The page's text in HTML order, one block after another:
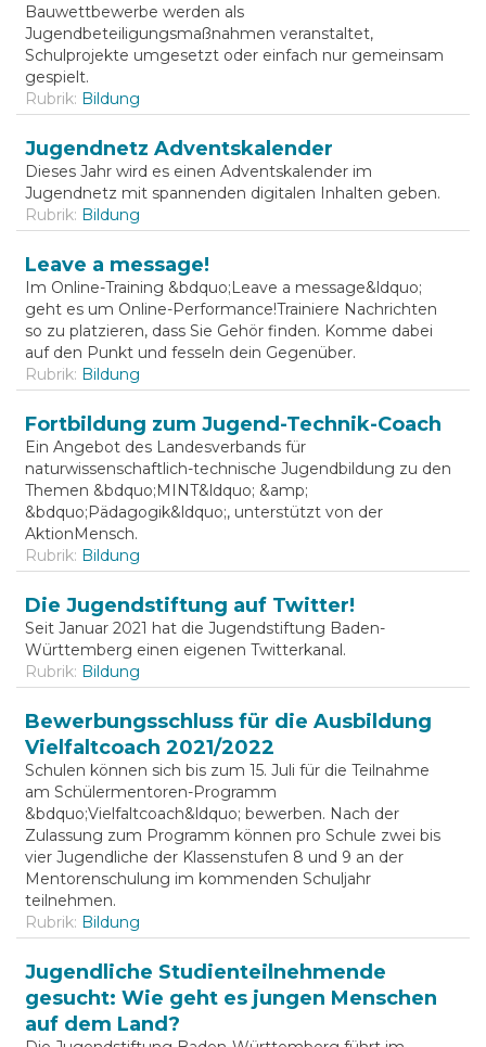
Bauwettbewerbe werden als
Jugendbeteiligungsmaßnahmen veranstaltet,
Schulprojekte umgesetzt oder einfach nur gemeinsam
gespielt.
Rubrik: Bildung
Jugendnetz Adventskalender
Dieses Jahr wird es einen Adventskalender im
Jugendnetz mit spannenden digitalen Inhalten geben.
Rubrik: Bildung
Leave a message!
Im Online-Training &bdquo;Leave a message&ldquo;
geht es um Online-Performance!Trainiere Nachrichten
so zu platzieren, dass Sie Gehör finden. Komme dabei
auf den Punkt und fesseln dein Gegenüber.
Rubrik: Bildung
Fortbildung zum Jugend-Technik-Coach
Ein Angebot des Landesverbands für
naturwissenschaftlich-technische Jugendbildung zu den
Themen &bdquo;MINT&ldquo; &amp;
&bdquo;Pädagogik&ldquo;, unterstützt von der
AktionMensch.
Rubrik: Bildung
Die Jugendstiftung auf Twitter!
Seit Januar 2021 hat die Jugendstiftung Baden-
Württemberg einen eigenen Twitterkanal.
Rubrik: Bildung
Bewerbungsschluss für die Ausbildung
Vielfaltcoach 2021/2022
Schulen können sich bis zum 15. Juli für die Teilnahme
am Schülermentoren-Programm
&bdquo;Vielfaltcoach&ldquo; bewerben. Nach der
Zulassung zum Programm können pro Schule zwei bis
vier Jugendliche der Klassenstufen 8 und 9 an der
Mentorenschulung im kommenden Schuljahr
teilnehmen.
Rubrik: Bildung
Jugendliche Studienteilnehmende
gesucht: Wie geht es jungen Menschen
auf dem Land?